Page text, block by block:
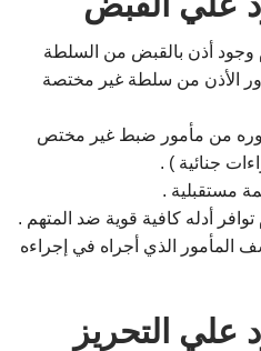
وجود أذن بالقبض من السلطة
الأذن من سلطة غير مختصة
من مأمور ضبط غير مختص
المأمور الذي أجراه في إجراءه
علي التحريز